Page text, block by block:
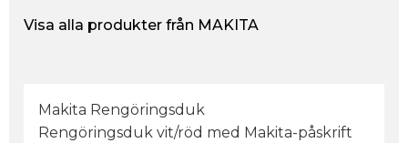
Visa alla produkter från MAKITA
Makita Rengöringsduk
Rengöringsduk vit/röd med Makita-påskrift